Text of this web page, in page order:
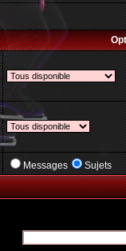
Messages Sujets